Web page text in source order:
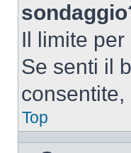
Il limite
Se senti il
consentite,
Top